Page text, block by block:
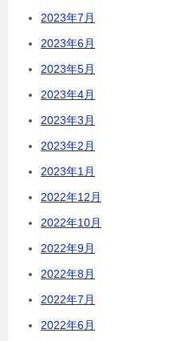
2023年7月
2023年6月
2023年5月
2023年4月
2023年3月
2023年2月
2023年1月
2022年12月
2022年10月
2022年9月
2022年8月
2022年7月
2022年6月